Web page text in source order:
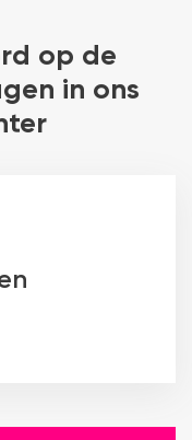
op de
in ons